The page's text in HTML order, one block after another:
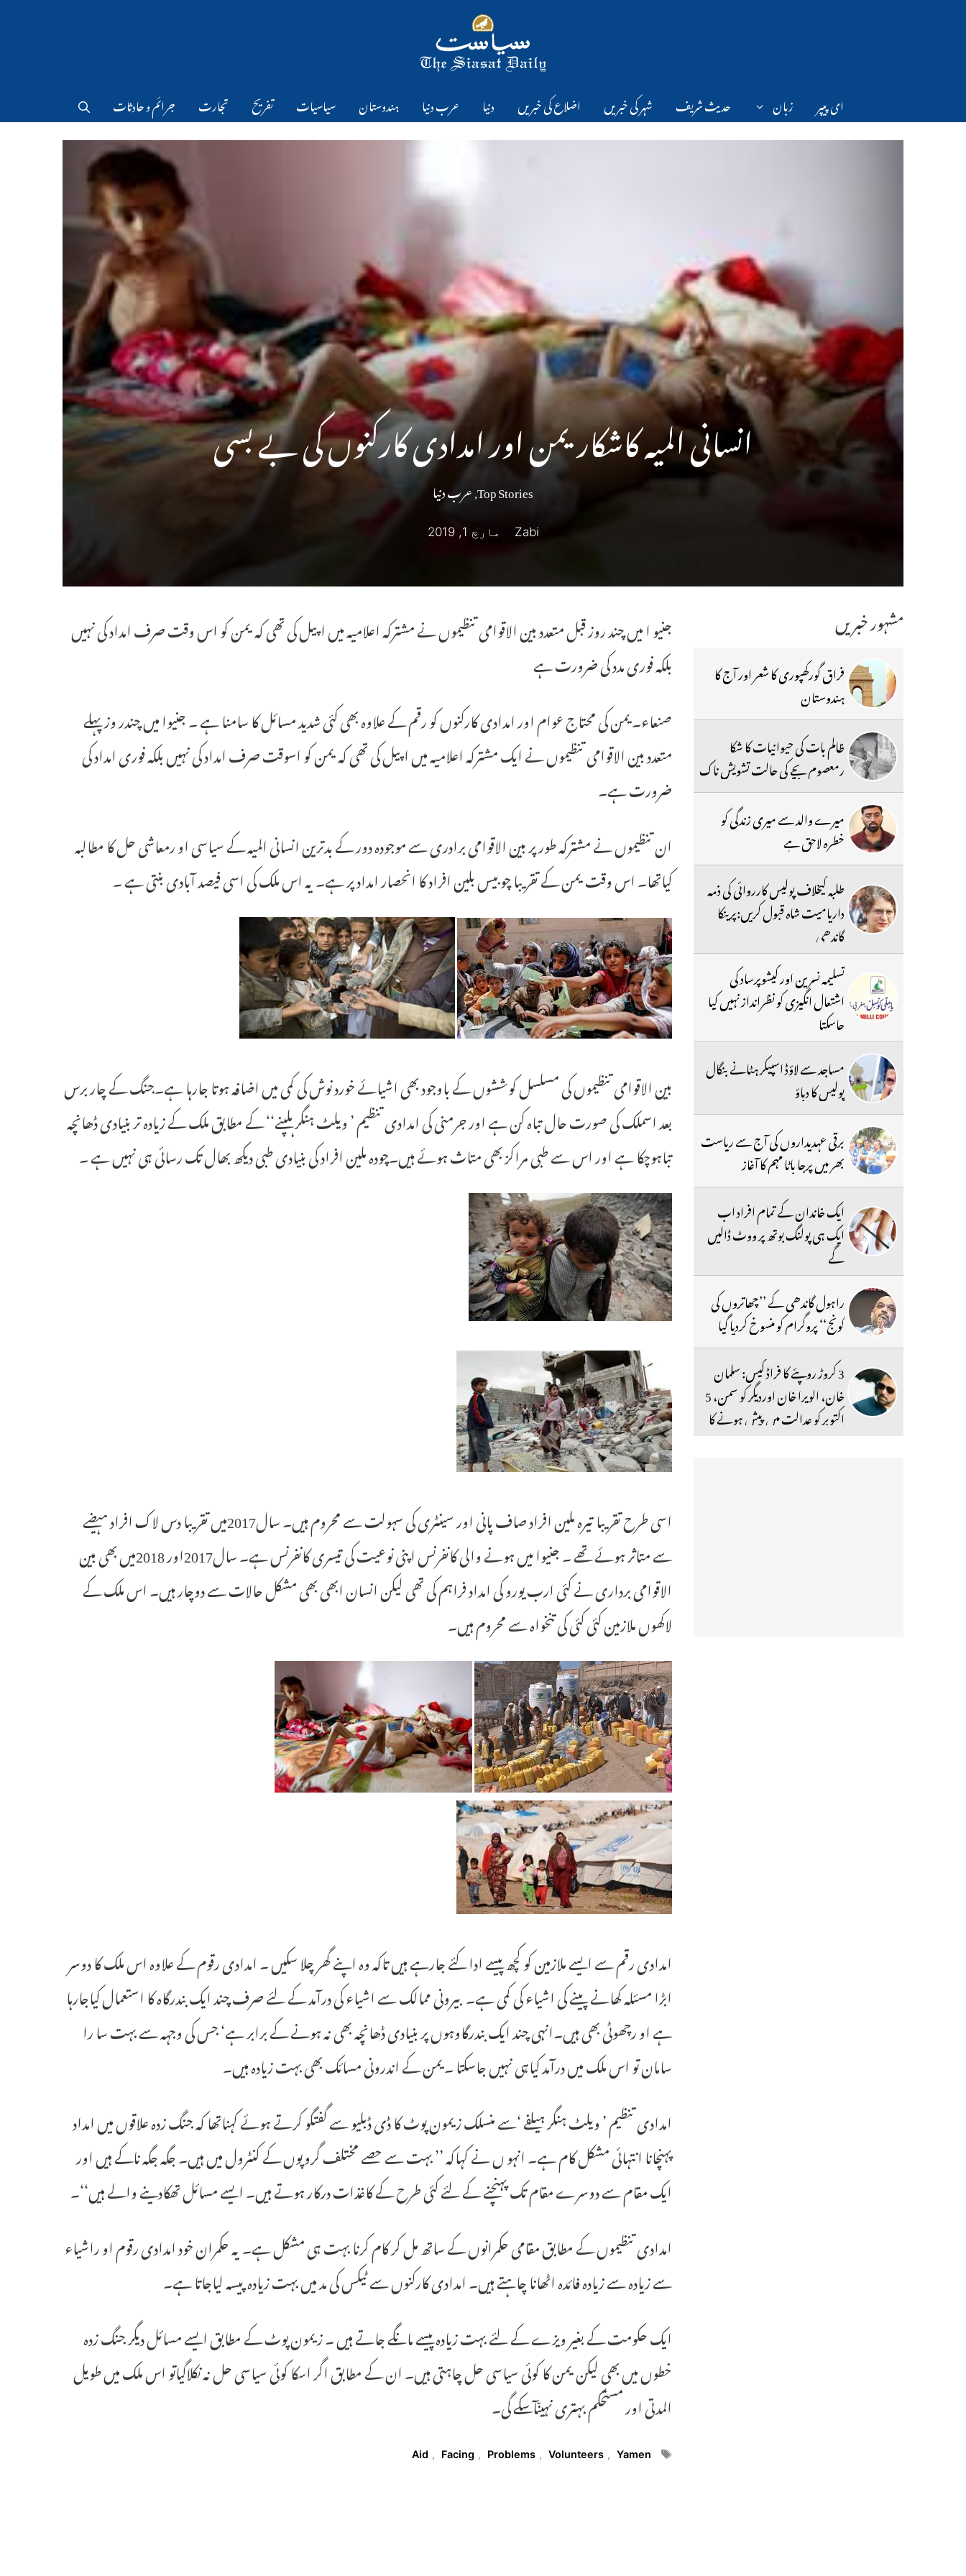
ای پیپر زبان حدیث شریف شہر کی خبریں اضلاع کی خبریں دنیا عرب دنیا ہندوستان سیاسیات تفریح تجارت جرائم و حادثات
انسانی المیہ کاشکار یمن اور امدادی کارکنوں کی بے بسی
Top Stories
,عرب دنیا
Zabi مارچ 1, 2019
جنیو ا میں چند روز قبل متعدد بین الاقوامی تنظیموں نے مشترکہ اعلامیہ میں اپیل کی تھی کہ یمن کو اس وقت صرف امداد کی نہیں
بلکہ فوری مدد کی ضرورت ہے
صنعاء۔یمن کی محتاج عوام اور امدادی کارکنوں کو رقم کے علاوہ بھی کئی شدید مسائل کا سامنا ہے ۔ جنیوا میں چندر وز پہلے
متعدد بین الاقوامی تنظیموں نے ایک مشترکہ اعلامیہ میں اپیل کی تھی کہ یمن کو اسوقت صرف امداد کی نہیں بلکہ فوری امداد کی
ضرورت ہے۔
ان تنظیموں نے مشترکہ طور پر بین الاقوامی برادری سے موجودہ دور کے بدترین انسانی المیہ کے سیاسی او رمعاشی حل کا مطالبہ
کیاتھا۔ اس وقت یمن کے تقریبا چوبیس بلین افراد کا انحصار امداد پر ہے۔ یہ اس ملک کی اسی فیصد آبادی بنتی ہے ۔
بین الاقوامی تنظیموں کی مسلسل کوششوں کے باوجود بھی اشیائے خورد نوش کی کمی میں اضافہ ہوتا جارہا ہے۔جنگ کے چار برس
بعد اسملک کی صورت حال تباہ کن ہے اور جرمنی کی امدادی تنظیم ’ ویلٹ ہنگر ہلپنے‘‘ کے مطابق ملک کے زیادہ تر بنیادی ڈھانچہ
تباہوچکا ہے اور اس سے طبی مراکز بھی متاث ہوئے ہیں۔چودہ ملین افراد کی بنیادی طبی دیکھ بھال تک رسائی ہی نہیں ہے ۔
اسی طرح تقریبا تیرہ ملین افراد صاف پانی اور سینٹری کی سہولت سے محروم ہیں۔ سال2017میں تقریبا دس لاک افراد ہیضے
سے متاثر ہوئے تھے ۔ جنیوا میں ہونے والی کانفرنس اپنی نوعیت کی تیسری کانفرنس ہے۔ سال2017اور 2018میں بھی بین
الاقوامی برداری نے کئی ارب یورو کی امداد فراہم کی تھی لیکن انسان ابھی بھی مشکل حالات سے دوچار ہیں۔ اس ملک کے
لاکھوں ملازمین کئی کئی کی تنخواہ سے محروم ہیں۔
امدادی رقم سے ایسے ملازمین کو کچھ پیسے ادا کئے جارہے ہیں تاکہ وہ اپنے گھر چلا سکیں ۔ امدادی رقوم کے علاوہ اس ملک کا دوسر
ابڑا مسئلہ کھانے پینے کی اشیاء کی کمی ہے۔ بیرونی ممالک سے اشیاء کی درآمد کے لئے صرف چند ایک بندرگاہ کا استعمال کیاجارہا
ہے او رچھوٹی بھی ہیں۔انہی چند ایک بندرگاوہوں پر بنیادی ڈھانچہ بھی نہ ہونے کے برابر ہے‘ جس کی وجہہ سے بہت سا را
سامان تو اس ملک میں درآمد کیاہی نہیں جاسکتا ۔یمن کے اندرونی مسائک بھی بہت زیادہ ہیں۔
امدادی تنظیم ’ ویلٹ ہنگر ہیلفے ‘سے منسلک زیمون پوٹ کا ڈی ڈبلیو سے گفتگو کرتے ہوئے کہناتھا کہ جنگ زدہ علاقوں میں امداد
پہنچانا انتہائی مشکل کام ہے۔ انہو ں نے کہاکہ ’’ بہت سے حصے مختلف گروپوں کے کنٹرول میں ہیں۔ جگہ جگہ ناکے ہیں اور
ایک مقام سے دوسرے مقام تک پہنچنے کے لئے کئی طرح کے کاغذات درکار ہوتے ہیں۔ ایسے مسائل تھکادینے والے ہیں‘‘۔
امدادی تنظیموں کے مطابق مقامی حکمرانوں کے ساتھ مل کر کام کرنا بہت ہی مشکل ہے۔ یہ حکمران خود امدادی رقوم او راشیاء
سے زیادہ سے زیادہ فائدہ اٹھانا چاہتے ہیں۔ امدادی کارکنوں سے ٹیکس کی مد میں بہت زیادہ پیسہ لیاجاتا ہے۔
ایک حکومت کے بغیر ویزے کے لئے بہت زیادہ پیسے مانگے جاتے ہیں ۔ زیمون پوٹ کے مطابق ایسے مسائل دیگر جنگ زدہ
خطوں میں بھی لیکن یمن کا کوئی سیاسی حل چاہتی ہیں۔ ان کے مطابق اگر اسکا کوئی سیاسی حل نہ نکلاگیاتو اس ملک میں طویل
المدتی اور مستحکم بہتری نہیںآسکے گی۔
Tags
Aid , Facing , Problems , Volunteers , Yamen
مشہور خبریں
فراق گورکھپوری کا شعر اور آج کا
ہندوستان
ظالم بات کی حیوانیات کا شکا
رمعصوم بچے کی حالت تشویش ناک
میرے والد سے میری زندگی کو
خطرہ لاحق ہے
طلبہ کیخلاف پولیس کارروائی کی ذمہ
داریامیت شاہ قبول کریں:پرینکا
گاندھی
تسلیمہ نسرین اور کیشوپرساد کی
اشتعال انگیزی کو نظرانداز نہیں کیا
جاسکتا
مساجد سے لاؤڈ اسپیکر ہٹانے بنگال
پولیس کا دباؤ
برقی عہدیداروں کی آج سے ریاست
بھر میں پرجا باٹا مہم کا آغاز
ایک خاندان کے تمام افراد اب
ایک ہی پولنگ بوتھ پر ووٹ ڈالیں
گے
راہول گاندھی کے ’’چھاتروں کی
گونج‘‘ پروگرام کو منسوخ کردیا گیا
3 کروڑ روپئے کا فراڈ کیس: سلمان
خان، الویرا خان اوردیگر کو سمن، 5
اکتوبر کو عدالت میں پیش ہونے کا